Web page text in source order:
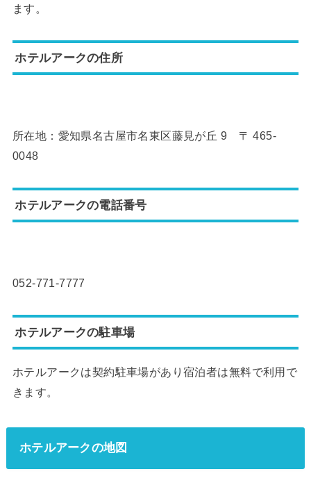
ます。
ホテルアークの住所
所在地：愛知県名古屋市名東区藤見が丘 9 〒 465-
0048
ホテルアークの電話番号
052-771-7777
ホテルアークの駐車場
ホテルアークは契約駐車場があり宿泊者は無料で利用で
きます。
ホテルアークの地図